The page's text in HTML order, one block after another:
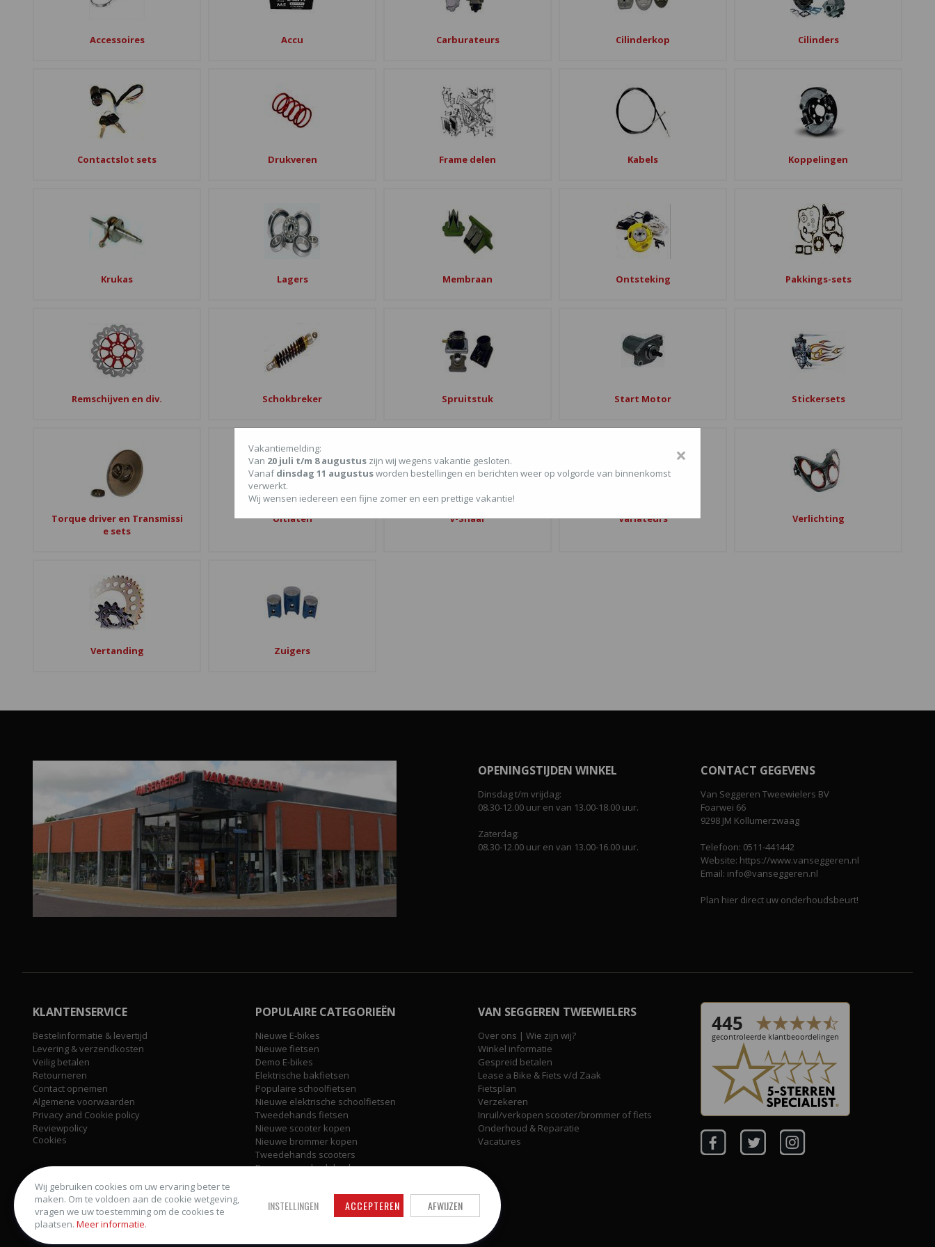
Accessoires Accu Carburateurs Cilinderkop Cilinders
Contactslot sets Drukveren Frame delen Kabels Koppelingen
Krukas Lagers Membraan Ontsteking Pakkings-sets
Remschijven en div. Schokbreker Spruitstuk Start Motor Stickersets
Torque driver en Transmissi
e sets
Uitlaten V-Snaar Variateurs Verlichting
Vertanding Zuigers
OPENINGSTIJDEN WINKEL
Dinsdag t/m vrijdag:
08.30-12.00 uur en van 13.00-18.00 uur.
Zaterdag:
08.30-12.00 uur en van 13.00-16.00 uur.
CONTACT GEGEVENS
Van Seggeren Tweewielers BV
Foarwei 66
9298 JM Kollumerzwaag
Telefoon: 0511-441442
Website: https://www.vanseggeren.nl
Email: info@vanseggeren.nl
Plan hier direct uw onderhoudsbeurt!
KLANTENSERVICE
Bestelinformatie & levertijd
Levering & verzendkosten
Veilig betalen
Retourneren
Contact opnemen
Algemene voorwaarden
Privacy and Cookie policy
Reviewpolicy
Cookies
POPULAIRE CATEGORIEËN
Nieuwe E-bikes
Nieuwe fietsen
Demo E-bikes
Elektrische bakfietsen
Populaire schoolfietsen
Nieuwe elektrische schoolfietsen
Tweedehands fietsen
Nieuwe scooter kopen
Nieuwe brommer kopen
Tweedehands scooters
Brommer onderdelen kopen
VAN SEGGEREN TWEEWIELERS
Over ons | Wie zijn wij?
Winkel informatie
Gespreid betalen
Lease a Bike & Fiets v/d Zaak
Fietsplan
Verzekeren
Inruil/verkopen scooter/brommer of fiets
Onderhoud & Reparatie
Vacatures
Wij gebruiken cookies om uw ervaring beter te
maken. Om te voldoen aan de cookie wetgeving,
vragen we uw toestemming om de cookies te
plaatsen. Meer informatie.
INSTELLINGEN ACCEPTEREN AFWIJZEN
×
Vakantiemelding:
Van 20 juli t/m 8 augustus zijn wij wegens vakantie gesloten.
Vanafdinsdag 11 augustusworden bestellingen en berichten weer op volgorde van binnenkomst
verwerkt.
Wij wensen iedereen een fijne zomer en een prettige vakantie!